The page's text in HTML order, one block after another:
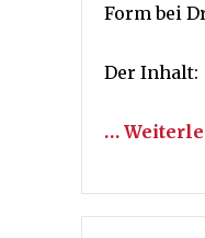
Form bei
Der Inhalt:
…